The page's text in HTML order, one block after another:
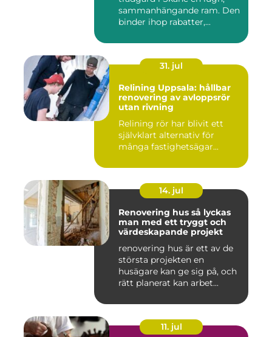
sammanhängande ram. Den
binder ihop rabatter,...
31. jul
Relining Uppsala: hållbar
renovering av avloppsrör
utan rivning
Relining rör har blivit ett
självklart alternativ för
många fastighetsägar...
14. jul
Renovering hus så lyckas
man med ett tryggt och
värdeskapande projekt
renovering hus är ett av de
största projekten en
husägare kan ge sig på, och
rätt planerat kan arbet...
11. jul